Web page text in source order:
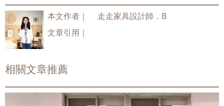
本文作者｜
走走家具設計師．B
文章引用｜
相關文章推薦